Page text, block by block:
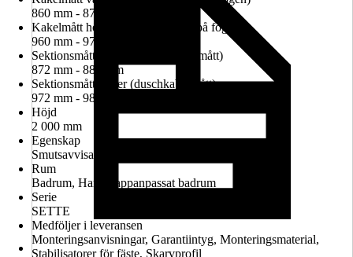
860 mm - 874 mm
Kakelmått höger (glasrutans mitt på fogen)
960 mm - 974 mm
Sektionsmått vänster (duschkabinmått)
872 mm - 886 mm
Sektionsmått höger (duschkabinmått)
972 mm - 986 mm
Höjd
2 000 mm
Egenskap
Smutsavvisande glasbeläggning
Rum
Badrum, Handikappanpassat badrum
Serie
SETTE
Medföljer i leveransen
Monteringsanvisningar, Garantiintyg, Monteringsmaterial,
Stabilisatorer för fäste, Skarvprofil